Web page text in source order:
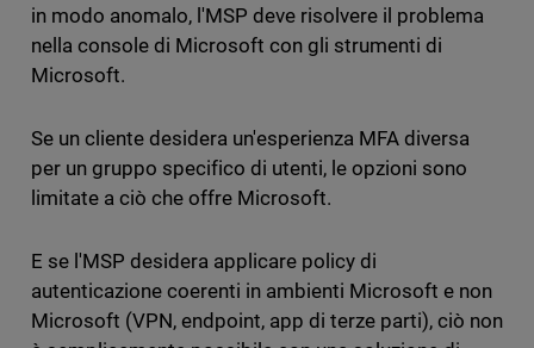
in modo anomalo, l'MSP deve risolvere il problema
nella console di Microsoft con gli strumenti di
Microsoft.
Se un cliente desidera un'esperienza MFA diversa
per un gruppo specifico di utenti, le opzioni sono
limitate a ciò che offre Microsoft.
E se l'MSP desidera applicare policy di
autenticazione coerenti in ambienti Microsoft e non
Microsoft (VPN, endpoint, app di terze parti), ciò non